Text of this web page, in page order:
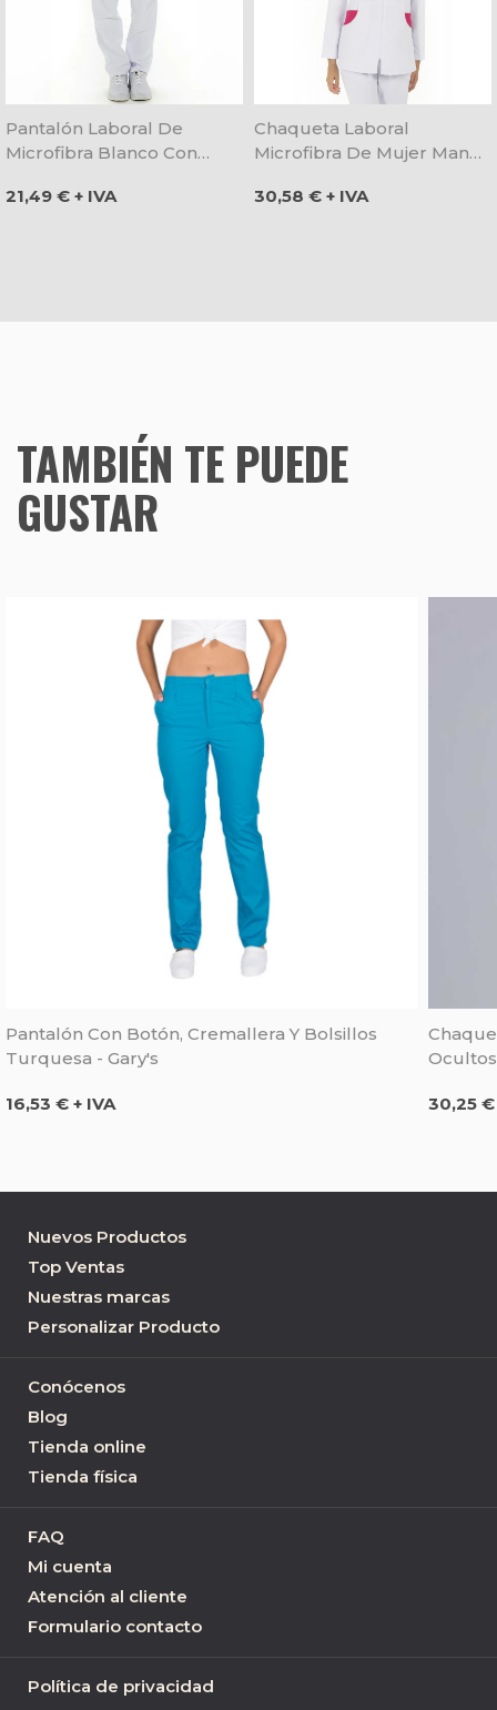
Pantalón Laboral De
Microfibra Blanco Con
Precio
21,49 € + IVA
Chaqueta Laboral
Microfibra De Mujer Manga
Dyneke
Precio
30,58 € + IVA
TAMBIÉN TE PUEDE
GUSTAR
Pantalón Con Botón, Cremallera Y Bolsillos
Turquesa - Gary's
Precio
16,53 € + IVA Precio
30,25 €
Nuevos Productos
Top Ventas
Nuestras marcas
Personalizar Producto
Conócenos
Blog
Tienda online
Tienda física
FAQ
Mi cuenta
Atención al cliente
Formulario contacto
Política de privacidad